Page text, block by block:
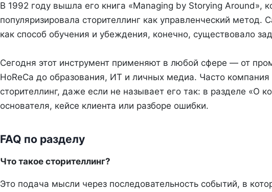
В 1992 году вышла его книга «Managing by Storying Around»,
популяризировала сторителлинг как управленческий метод.
как способ обучения и убеждения, конечно, существовало
Сегодня этот инструмент применяют в любой сфере — от
HoReCa до образования, ИТ и личных медиа. Часто компания
сторителлинг, даже если не называет его так: в разделе «О
основателя, кейсе клиента или разборе ошибки.
FAQ по разделу
Что такое сторителлинг?
Это подача мысли через последовательность событий, в